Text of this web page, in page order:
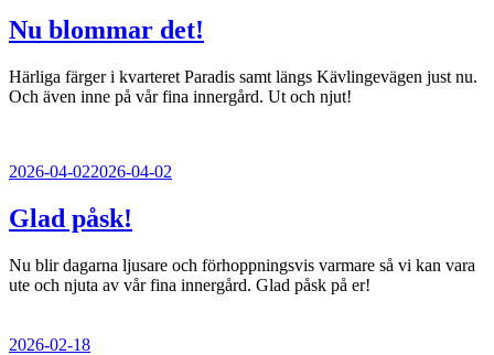
Nu blommar det!
Härliga färger i kvarteret Paradis samt längs Kävlingevägen just nu.
Och även inne på vår fina innergård. Ut och njut!
Publicerat
2026-04-022026-04-02
Glad påsk!
Nu blir dagarna ljusare och förhoppningsvis varmare så vi kan vara
ute och njuta av vår fina innergård. Glad påsk på er!
Publicerat
2026-02-18